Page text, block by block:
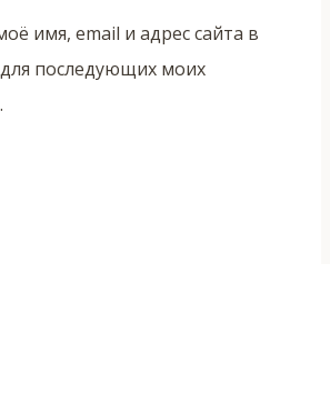
имя, email и адрес сайта в
последующих моих